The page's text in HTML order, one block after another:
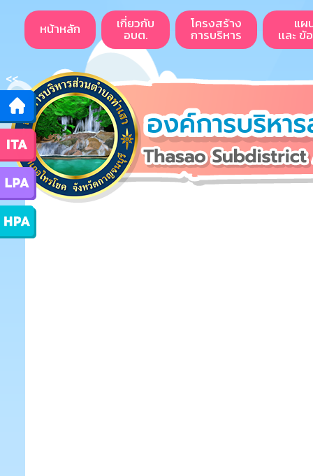
<<
หน้าหลัก เกี่ยวกับ
อบต.
โครงสร้าง
การบริหาร
แผ
เเละ